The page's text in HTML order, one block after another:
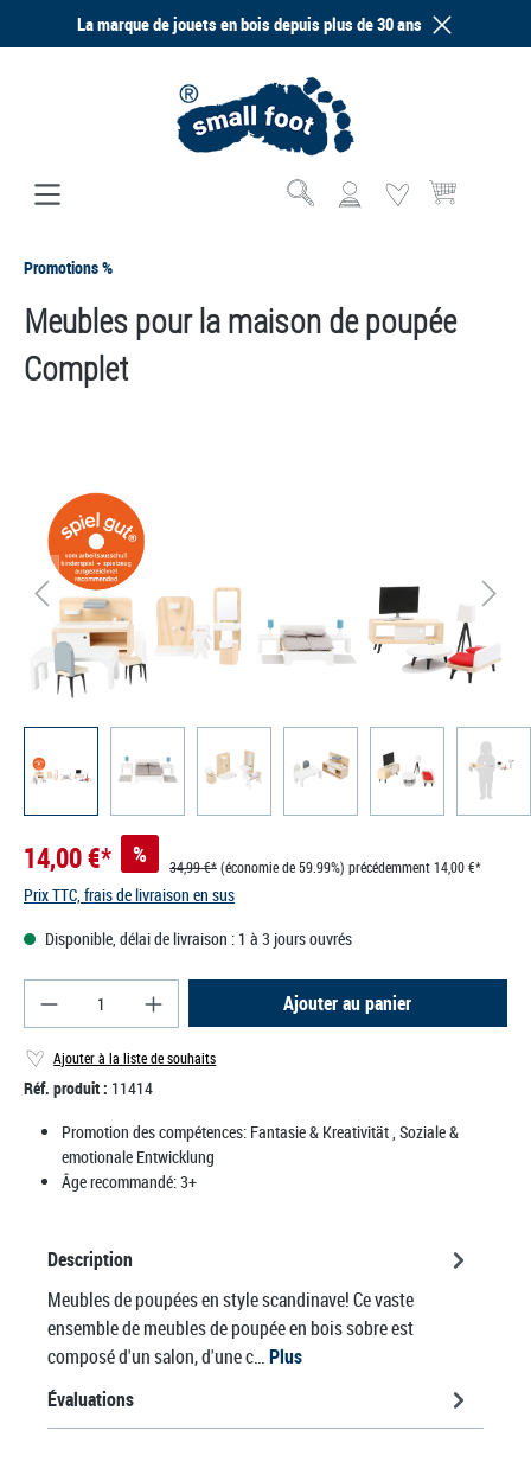
principalLa marque de jouets en bois depuis plus de 30 ans
Le panier
Promotions %
Meubles pour la maison de poupée
Complet
14,00 €* % 34,99 €*(économie de 59.99%) précédemment 14,00 €*
Prix TTC, frais de livraison en sus
Disponible, délai de livraison : 1 à 3 jours ouvrés
Quantité de produit : Entrez la quantité
Ajouter au panier
Ajouter à la liste de souhaits
Réf. produit : 11414
Promotion des compétences: Fantasie & Kreativität , Soziale &
emotionale Entwicklung
Âge recommandé:3+
Description
Meubles de poupées en style scandinave! Ce vaste
ensemble de meubles de poupée en bois sobre est
composé d'un salon, d'une c…Plus
Évaluations